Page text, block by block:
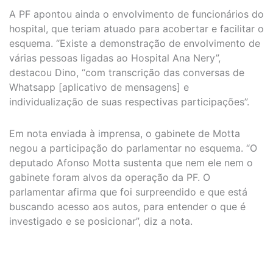
A PF apontou ainda o envolvimento de funcionários do
hospital, que teriam atuado para acobertar e facilitar o
esquema. “Existe a demonstração de envolvimento de
várias pessoas ligadas ao Hospital Ana Nery”,
destacou Dino, “com transcrição das conversas de
Whatsapp [aplicativo de mensagens] e
individualização de suas respectivas participações”.
Em nota enviada à imprensa, o gabinete de Motta
negou a participação do parlamentar no esquema. “O
deputado Afonso Motta sustenta que nem ele nem o
gabinete foram alvos da operação da PF. O
parlamentar afirma que foi surpreendido e que está
buscando acesso aos autos, para entender o que é
investigado e se posicionar”, diz a nota.